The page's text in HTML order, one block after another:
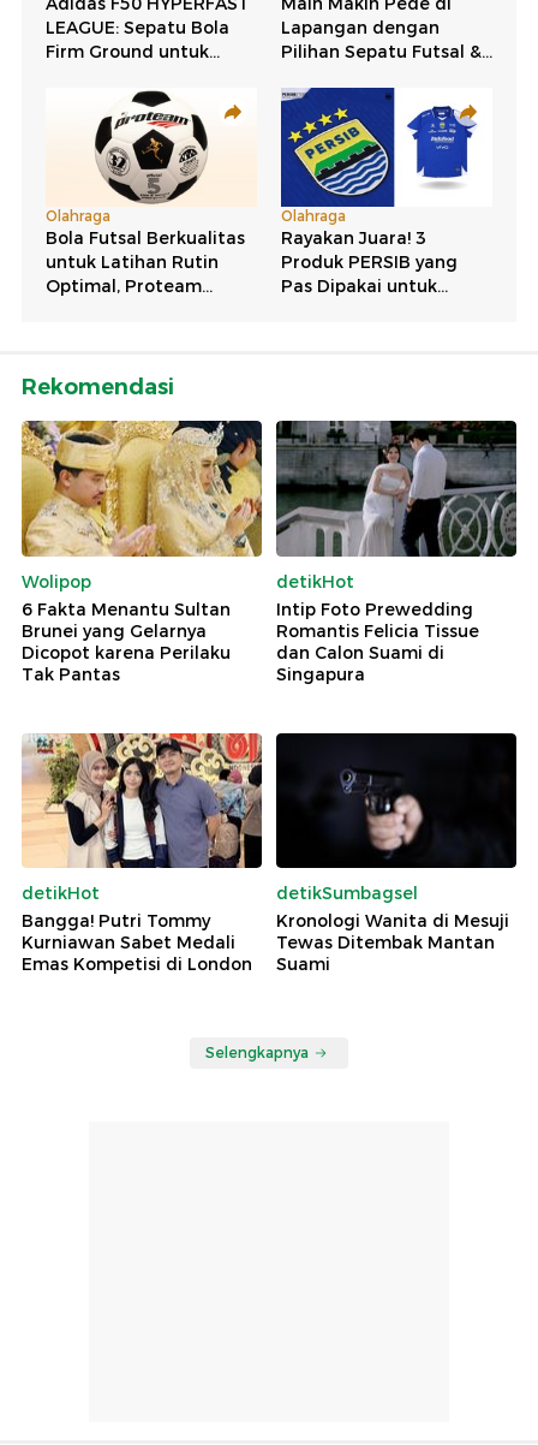
Rekomendasi
Wolipop
6 Fakta Menantu Sultan
Brunei yang Gelarnya
Dicopot karena Perilaku
Tak Pantas
detikHot
Intip Foto Prewedding
Romantis Felicia Tissue
dan Calon Suami di
Singapura
detikHot
Bangga! Putri Tommy
Kurniawan Sabet Medali
Emas Kompetisi di London
detikSumbagsel
Kronologi Wanita di Mesuji
Tewas Ditembak Mantan
Suami
Selengkapnya